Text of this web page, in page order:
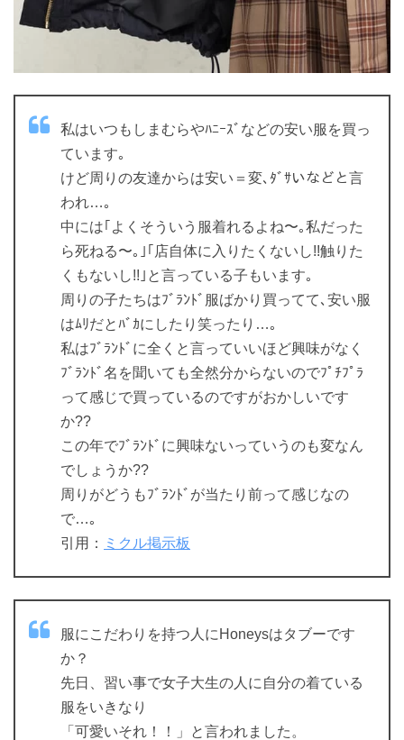
私はいつもしまむらやﾊﾆｰｽﾞなどの安い服を買っ
ています｡
けど周りの友達からは安い＝変､ﾀﾞｻいなどと言
われ…｡
中には｢よくそういう服着れるよね〜｡私だった
ら死ねる〜｡｣｢店自体に入りたくないし!!触りた
くもないし!!｣と言っている子もいます｡
周りの子たちはﾌﾞﾗﾝﾄﾞ服ばかり買ってて､安い服
はﾑﾘだとﾊﾞｶにしたり笑ったり…｡
私はﾌﾞﾗﾝﾄﾞに全くと言っていいほど興味がなく
ﾌﾞﾗﾝﾄﾞ名を聞いても全然分からないのでﾌﾟﾁﾌﾟﾗ
って感じで買っているのですがおかしいです
か??
この年でﾌﾞﾗﾝﾄﾞに興味ないっていうのも変なん
でしょうか??
周りがどうもﾌﾞﾗﾝﾄﾞが当たり前って感じなの
で…｡
引用：
ミクル掲示板
服にこだわりを持つ人にHoneysはタブーです
か？
先日、習い事で女子大生の人に自分の着ている
服をいきなり
「可愛いそれ！！」と言われました。